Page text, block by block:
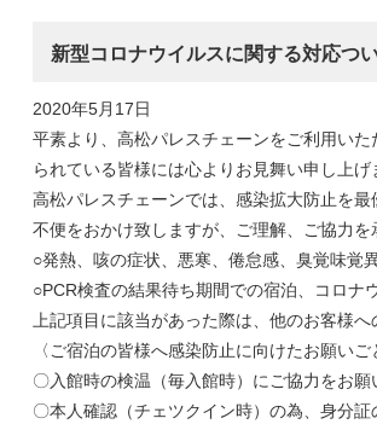
新型コロナウイルスに関する対応つ
2020年5月17日
平素より、高松パレスチェーンをご利用い
られている皆様には心よりお見舞い申し上げ
高松パレスチェーンでは、感染拡大防止を
不便をおかけ致しますが、ご理解、ご協力を
○発熱、咳の症状、悪寒、倦怠感、臭覚味覚
○PCR検査の結果待ち期間での宿泊、コロナ
上記項目に該当があった際は、他のお客様
〈ご宿泊の皆様へ感染防止に向けたお願いご
〇入館時の検温（毎入館時）にご協力をお願
〇本人確認（チェツクイン時）の為、身分証